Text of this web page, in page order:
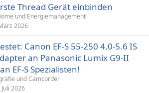
Thread Gerät einbinden
und Energiemanagement
2026
Canon EF-S 55-250 4.0-5.6 IS
an Panasonic Lumix G9-II
EF-S Spezialisten!
und Camcorder
Juli 2026